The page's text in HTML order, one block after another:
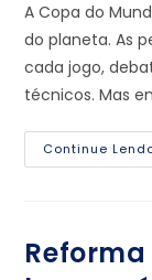
A Copa do
do planeta. As
cada jogo,
técnicos. Mas
Continue